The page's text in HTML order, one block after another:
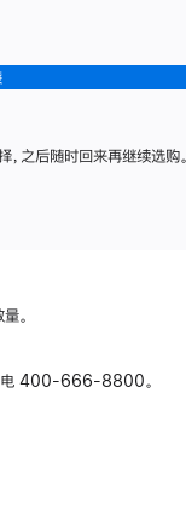
之后随时回来再继续选购。
。
电400-666-8800。